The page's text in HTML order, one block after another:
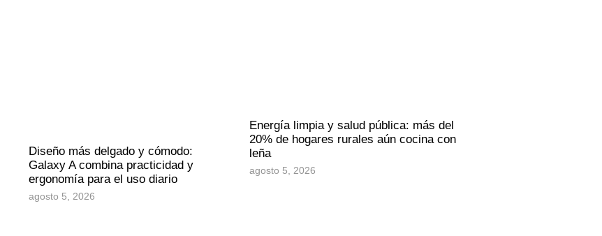
Diseño más delgado y cómodo:
Galaxy A combina practicidad y
ergonomía para el uso diario
agosto 5, 2026
Energía limpia y salud pública: más del
20% de hogares rurales aún cocina con
leña
agosto 5, 2026